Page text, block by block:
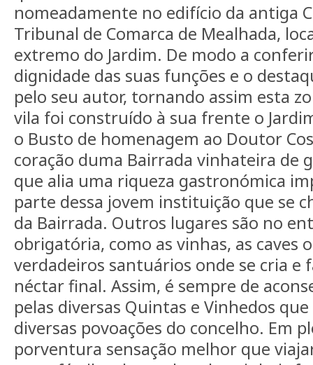
nomeadamente no edifício da antiga
Tribunal de Comarca de Mealhada,
extremo do Jardim. De modo a
dignidade das suas funções e o
pelo seu autor, tornando assim esta
vila foi construído à sua frente o
o Busto de homenagem ao Doutor
coração duma Bairrada vinhateira de
que alia uma riqueza gastronómica
parte dessa jovem instituição que se
da Bairrada. Outros lugares são no
obrigatória, como as vinhas, as caves
verdadeiros santuários onde se cria e
néctar final. Assim, é sempre de
pelas diversas Quintas e Vinhedos
diversas povoações do concelho. Em
porventura sensação melhor que